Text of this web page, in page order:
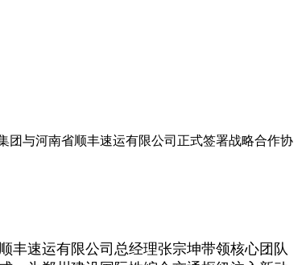
团与河南省顺丰速运有限公司正式签署战略合作协
丰速运有限公司总经理张宗坤带领核心团队